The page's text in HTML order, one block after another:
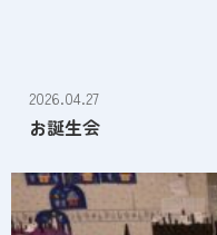
2026.04.27
お誕生会